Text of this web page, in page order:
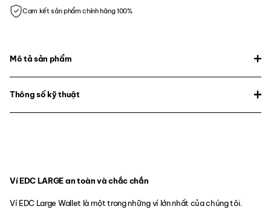
Cam kết sản phẩm chính hãng 100%
Mô tả sản phẩm
Thông số kỹ thuật
Ví EDC LARGE an toàn và chắc chắn
Ví EDC Large Wallet là một trong những ví lớn nhất của chúng tôi.